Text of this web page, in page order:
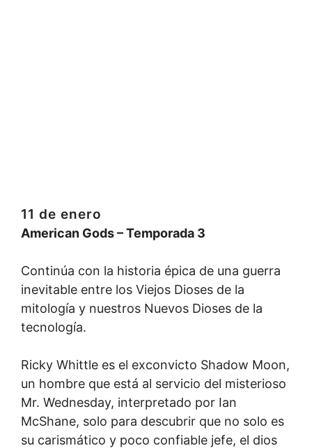
11 de enero
American Gods–Temporada 3
Continúa con la historia épica de una guerra
inevitable entre los Viejos Dioses de la
mitología y nuestros Nuevos Dioses de la
tecnología.
Ricky Whittle es el exconvicto Shadow Moon,
un hombre que está al servicio del misterioso
Mr. Wednesday, interpretado por Ian
McShane, solo para descubrir que no solo es
su carismático y poco confiable jefe, el dios